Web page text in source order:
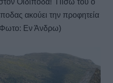
ακούει την προφητεία
Εν Άνδρω)